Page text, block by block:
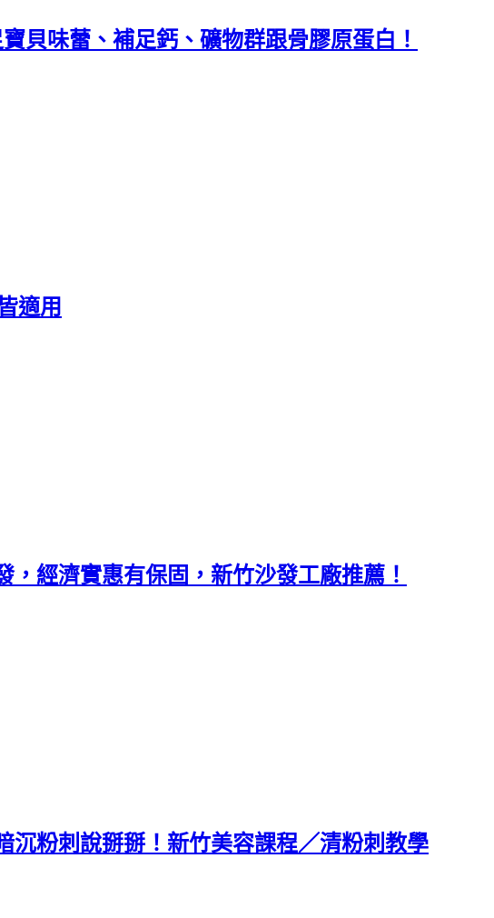
貝味蕾、補足鈣、礦物群跟骨膠原蛋白！
適用
經濟實惠有保固，新竹沙發工廠推薦！
沉粉刺說掰掰！新竹美容課程／清粉刺教學